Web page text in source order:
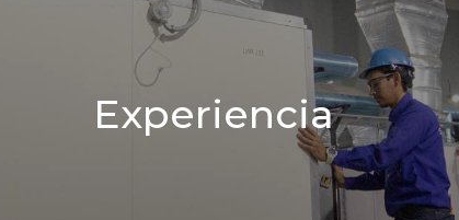
Experiencia